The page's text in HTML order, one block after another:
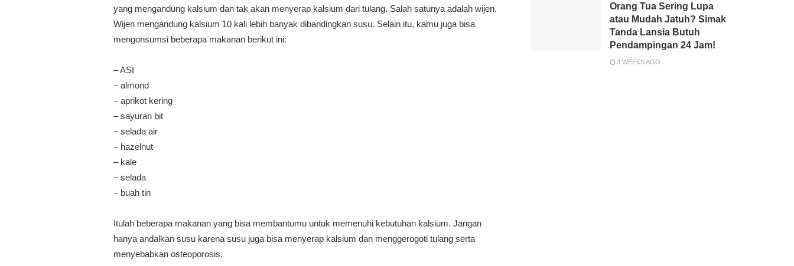
yang mengandung kalsium dan tak akan menyerap kalsium dari tulang. Salah satunya adalah wijen.
Wijen mengandung kalsium 10 kali lebih banyak dibandingkan susu. Selain itu, kamu juga bisa
mengonsumsi beberapa makanan berikut ini:
– ASI
– almond
– aprikot kering
– sayuran bit
– selada air
– hazelnut
– kale
– selada
– buah tin
Itulah beberapa makanan yang bisa membantumu untuk memenuhi kebutuhan kalsium. Jangan
hanya andalkan susu karena susu juga bisa menyerap kalsium dan menggerogoti tulang serta
menyebabkan osteoporosis.
Orang Tua Sering Lupa
atau Mudah Jatuh? Simak
Tanda Lansia Butuh
Pendampingan 24 Jam!
3 WEEKS AGO